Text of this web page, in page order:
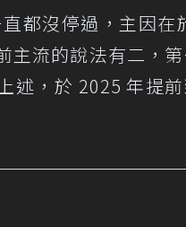
都沒停過，主因在
流的說法有二，第
述，於 2025 年提